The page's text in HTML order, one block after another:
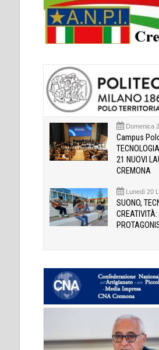
Domenica
Campus
21 NUOVI
CREMONA
Lunedì 20
SUONO,